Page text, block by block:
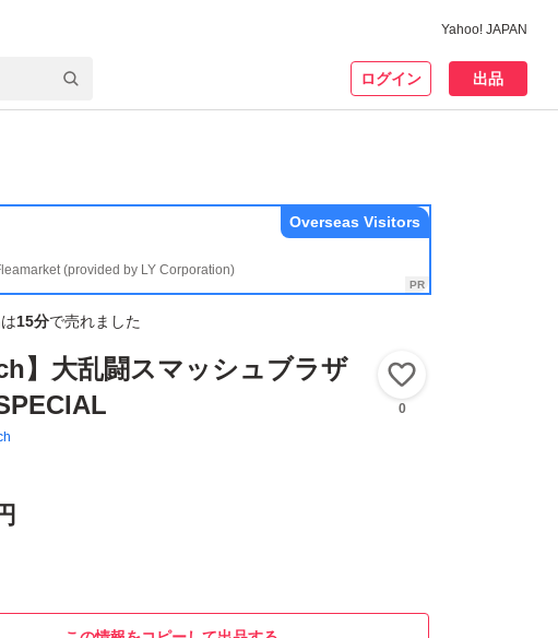
Yahoo! JAPAN
ログイン 出品
(provided by LY Corporation)
Overseas Visitors
15分で売れました
】大乱闘スマッシュブラザ
0